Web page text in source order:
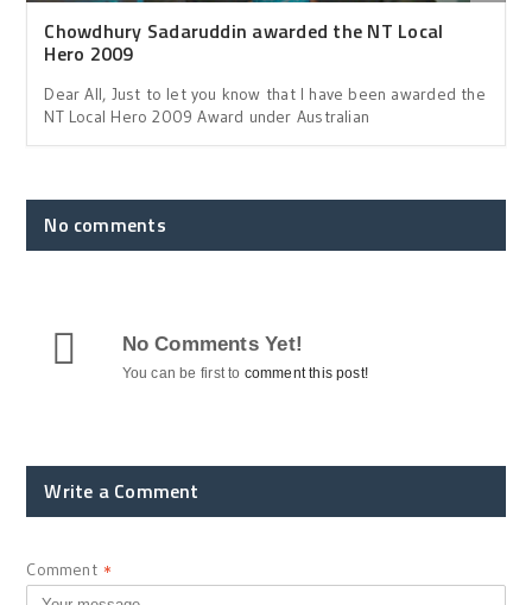
Chowdhury Sadaruddin awarded the NT Local
Hero 2009
Dear All, Just to let you know that I have been awarded the
NT Local Hero 2009 Award under Australian
No comments
No Comments Yet!
You can be first to comment this post!
Write a Comment
Comment *